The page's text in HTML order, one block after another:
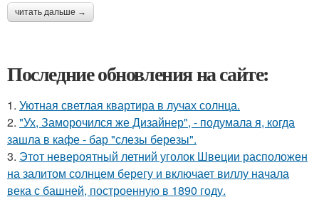
читать дальше →
Последние обновления на сайте:
1. Уютная светлая квартира в лучах солнца.
2. "Ух, Заморочился же Дизайнер", - подумала я, когда
зашла в кафе - бар "слезы березы".
3. Этот невероятный летний уголок Швеции расположен
на залитом солнцем берегу и включает виллу начала
века с башней, построенную в 1890 году.